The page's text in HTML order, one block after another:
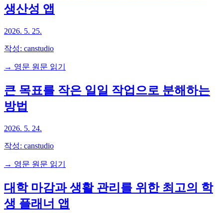
생산성 앱
2026. 5. 25.
작성: canstudio
→ 영문 원문 읽기
큰 목표를 작은 일일 작업으로 분해하는
방법
2026. 5. 24.
작성: canstudio
→ 영문 원문 읽기
대학 마감과 생활 관리를 위한 최고의 학
생 플래너 앱